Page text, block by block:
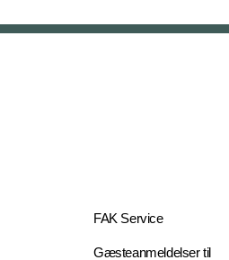
FAK Service
Gæsteanmeldelser til